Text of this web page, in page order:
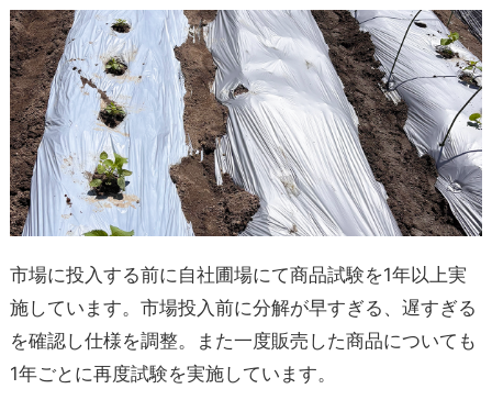
市場に投入する前に自社圃場にて商品試験を1年以上実
施しています。市場投入前に分解が早すぎる、遅すぎる
を確認し仕様を調整。また一度販売した商品についても
1年ごとに再度試験を実施しています。